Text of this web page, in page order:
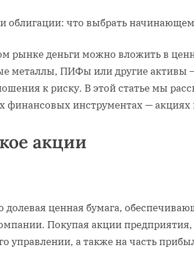
рынке деньги можно вложить в
металлы, ПИФы или другие активы
к риску. В этой статье мы
финансовых инструментах — акциях
акции
долевая ценная бумага,
Покупая акции
управлении, а также на часть